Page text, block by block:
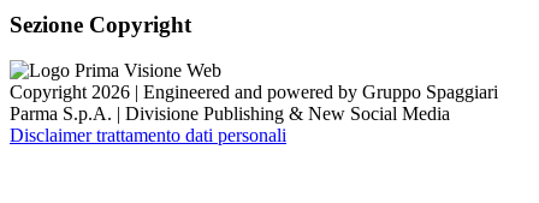
Sezione Copyright
Copyright 2026 | Engineered and powered by Gruppo Spaggiari
Parma S.p.A. | Divisione Publishing & New Social Media
Disclaimer trattamento dati personali